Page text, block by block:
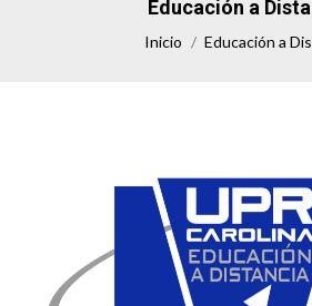
Educación a
Estás aquí:
Inicio Educación a